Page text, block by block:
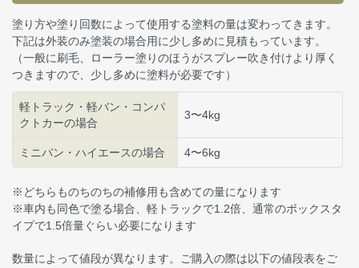
塗り方や塗り回数によって使用する塗料の量は変わってきます。
下記は外装のみ塗装の場合用に少し多めに見積もっています。
（一般に刷毛、ローラー塗りのほうがスプレー吹き付けより厚く
つきますので、少し多めに塗料が必要です）
軽トラック・軽バン・コンパ
クトカーの場合
3〜4kg
ミニバン・ハイエースの場合 4〜6kg
※どちらものちのちの補修用も含めての量になります
※車内も同色で塗る場合、軽トラックで1.2倍、通常のボックスタ
イプで1.5倍量ぐらい必要になります
数量によって値段が異なります。ご購入の際は以下の値段表をご